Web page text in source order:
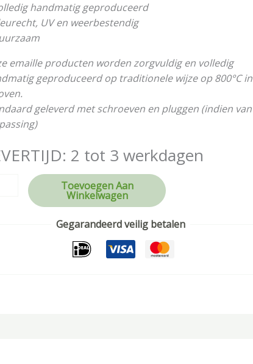
handmatig geproduceerd
UV en weerbestendig
emaille producten worden zorgvuldig en volledig
geproduceerd op traditionele wijze op 800°C in
geleverd met schroeven en pluggen (indien van
2 tot 3 werkdagen
Toevoegen Aan
Winkelwagen
Gegarandeerd veilig betalen